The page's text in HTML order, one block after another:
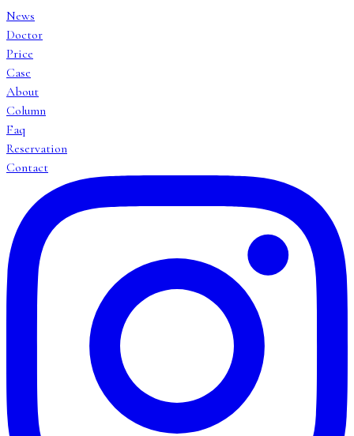
News
Doctor
Price
Case
About
Column
Faq
Reservation
Contact